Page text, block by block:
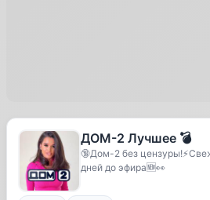
ДОМ-2 Лучшее 💣
🔞Дом-2 без
дней до эфира🆕👀